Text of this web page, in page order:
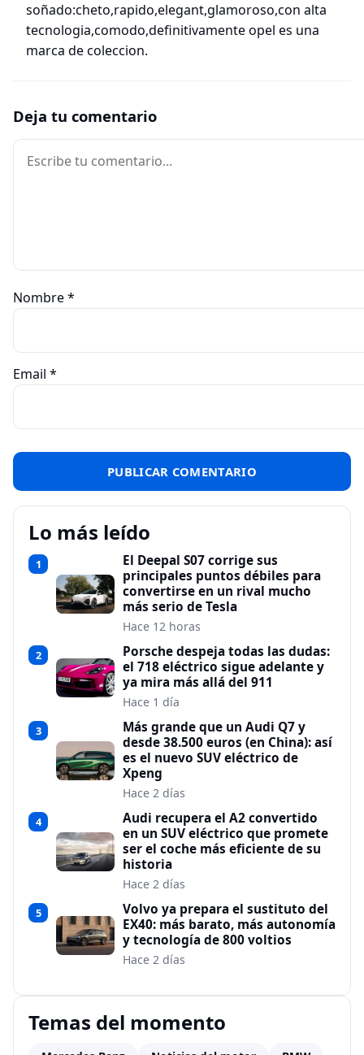
soñado:cheto,rapido,elegant,glamoroso,con alta
tecnologia,comodo,definitivamente opel es una
marca de coleccion.
Deja tu comentario
Comentario
Nombre*
Email *
Lo más leído
1
El Deepal S07 corrige sus
principales puntos débiles para
convertirse en un rival mucho
más serio de Tesla
Hace 12 horas
2
Porsche despeja todas las dudas:
el 718 eléctrico sigue adelante y
ya mira más allá del 911
Hace 1 día
3
Más grande que un Audi Q7 y
desde 38.500 euros (en China): así
es el nuevo SUV eléctrico de
Xpeng
Hace 2 días
4
Audi recupera el A2 convertido
en un SUV eléctrico que promete
ser el coche más eficiente de su
historia
Hace 2 días
5
Volvo ya prepara el sustituto del
EX40: más barato, más autonomía
y tecnología de 800 voltios
Hace 2 días
Temas del momento